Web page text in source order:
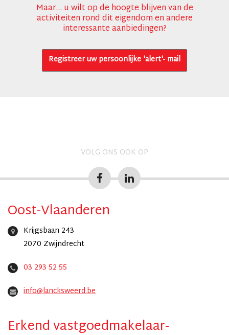
Maar... u wilt op de hoogte blijven van de
activiteiten rond dit eigendom en andere
interessante aanbiedingen?
Registreer uw persoonlijke 'alert'- mail
VOLG ONS OOK OP
Oost-Vlaanderen
Krijgsbaan 243
2070 Zwijndrecht
03 293 52 55
info@lancksweerd.be
Erkend vastgoedmakelaar-